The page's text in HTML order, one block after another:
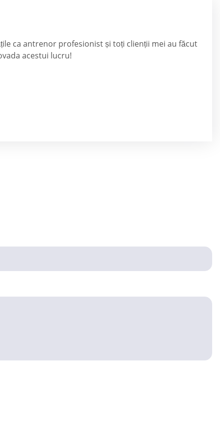
ca antrenor profesionist și toți clienții mei au făcut
acestui lucru!